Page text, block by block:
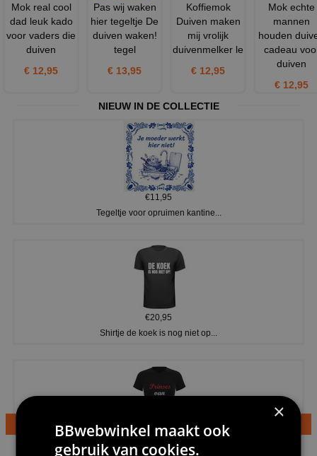
Mok real cool
dad leuk kado
voor vaders die
duiven
€ 12,95
Pas wij waken
hier tegeltje De
duiven waken!
tegel
€ 13,95
Koffiemok
Duiven maken
mij vrolijk
duivenmelker le
€ 12,95
Mok echte
mannen
houden
cadeau
duiven
€ 12,95
NIEUW IN DE COLLECTIE
€11,95
Tegeltje voor opruimen kantine...
€20,95
Shirtje de koek is nog niet op...
€24,95
Dames v hals t-shirt prinses v...
×
BBwebwinkel maakt ook
gebruik van cookies.